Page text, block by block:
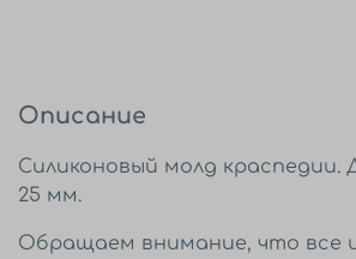
Описание
Силиконовый молд краспедии.
25 мм.
Обращаем внимание, что все